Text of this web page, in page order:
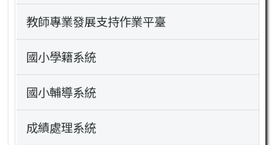
教師專業發展支持作業平臺
國小學籍系統
國小輔導系統
成績處理系統